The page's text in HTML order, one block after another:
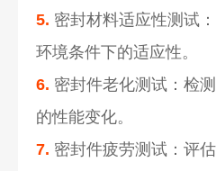
5. 密封材料适应性测试
环境条件下的适应性。
6. 密封件老化测试：检
的性能变化。
7. 密封件疲劳测试：评